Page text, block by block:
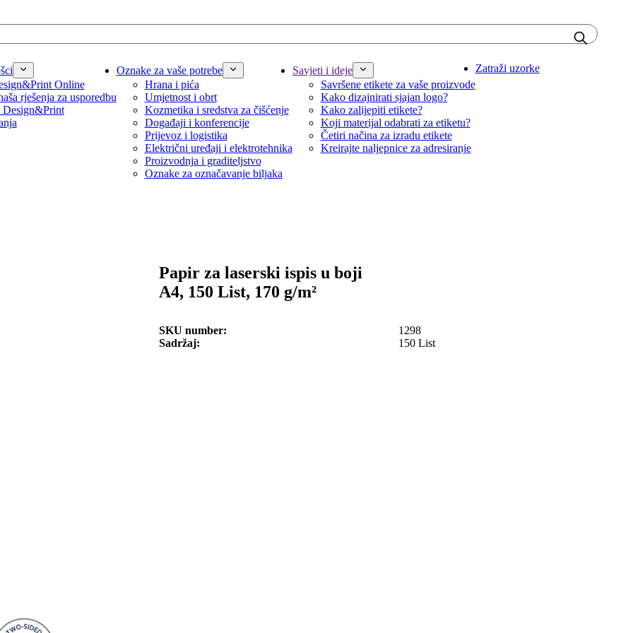
Online
rješenja za usporedbu
Design&Print
Oznake za vaše potrebe
Hrana i pića
Umjetnost i obrt
Kozmetika i sredstva za čišćenje
Događaji i konferencije
Prijevoz i logistika
Električni uređaji i elektrotehnika
Proizvodnja i graditeljstvo
Oznake za označavanje biljaka
Savjeti i ideje
Savršene etikete za vaše proizvode
Kako dizajnirati sjajan logo?
Kako zalijepiti etikete?
Koji materijal odabrati za etiketu?
Četiri načina za izradu etikete
Kreirajte naljepnice za adresiranje
Zatraži uzorke
Papir za laserski ispis u boji
A4, 150 List, 170 g/m²
SKU number
1298
Sadržaj
150 List